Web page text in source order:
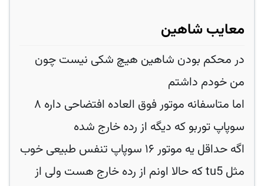
معایب شاهین
در محکم بودن شاهین هیچ شکی نیست چون
من خودم داشتم
اما متاسفانه موتور فوق العاده افتضاحی داره ۸
سوپاپ توربو که دیگه از رده خارج شده
اگه حداقل یه موتور ۱۶ سوپاپ تنفس طبیعی خوب
مثل tu5 که حالا اونم از رده خارج هست ولی از